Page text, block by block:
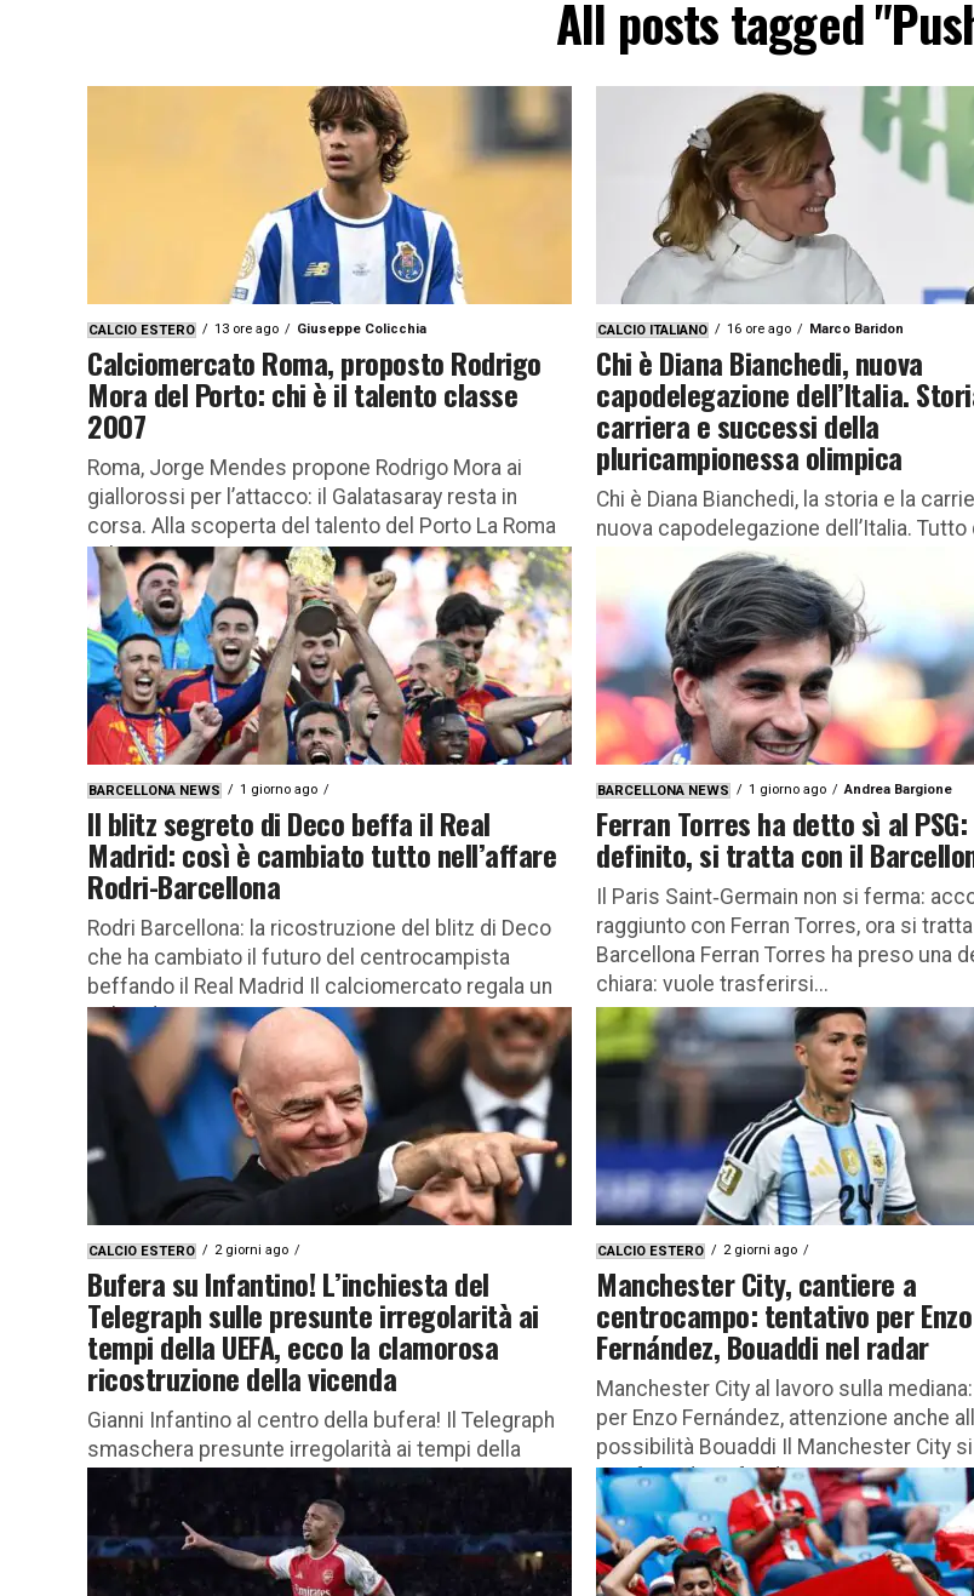
All posts tagged
CALCIO ESTERO 13 ore ago Giuseppe Colicchia
Calciomercato Roma, proposto Rodrigo
Mora del Porto: chi è il talento classe
2007
Roma, Jorge Mendes propone Rodrigo Mora ai
giallorossi per l’attacco: il Galatasaray resta in
corsa. Alla scoperta del talento del Porto La Roma
valuta un nuovo...
CALCIO ITALIANO 16 ore ago Marco Baridon
Chi è Diana Bianchedi, nuova
capodelegazione dell’Italia.
carriera e successi della
pluricampionessa olimpica
Chi è Diana Bianchedi, la storia e la
nuova capodelegazione dell’Italia.
c’è da sapere La nomina di Diana
capodelegazione...
BARCELLONA NEWS 1 giorno ago
Il blitz segreto di Deco beffa il Real
Madrid: così è cambiato tutto nell’affare
Rodri-Barcellona
Rodri Barcellona: la ricostruzione del blitz di Deco
che ha cambiato il futuro del centrocampista
beffando il Real Madrid Il calciomercato regala un
colpo di scena...
BARCELLONA NEWS 1 giorno ago Andrea Bargione
Ferran Torres ha detto sì al
definito, si tratta con il
Il Paris Saint‑Germain non si ferma:
raggiunto con Ferran Torres, ora si tratta
Barcellona Ferran Torres ha preso una
chiara: vuole trasferirsi...
CALCIO ESTERO 2 giorni ago
Bufera su Infantino! L’inchiesta del
Telegraph sulle presunte irregolarità ai
tempi della UEFA, ecco la clamorosa
ricostruzione della vicenda
Gianni Infantino al centro della bufera! Il Telegraph
smaschera presunte irregolarità ai tempi della
UEFA, tutti i dettagli Una pesante ombra si abbatte
sull’attuale presidente della...
CALCIO ESTERO 2 giorni ago
Manchester City, cantiere a
centrocampo: tentativo per Enzo
Fernández, Bouaddi nel radar
Manchester City al lavoro sulla
per Enzo Fernández, attenzione anche
possibilità Bouaddi Il Manchester City
una fase di profonda...